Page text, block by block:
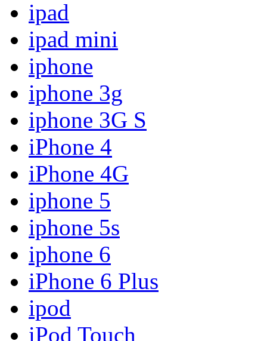
ipad
ipad mini
iphone
iphone 3g
iphone 3G S
iPhone 4
iPhone 4G
iphone 5
iphone 5s
iphone 6
iPhone 6 Plus
ipod
iPod Touch